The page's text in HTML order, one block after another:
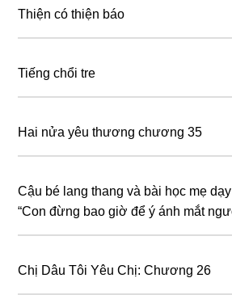
Thiện có thiện báo
Tiếng chổi tre
Hai nửa yêu thương chương 35
Cậu bé lang thang và bài học mẹ
“Con đừng bao giờ để ý ánh mắt
Chị Dâu Tôi Yêu Chị: Chương 26